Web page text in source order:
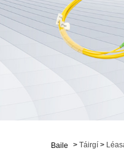
Baile > Táirgí >